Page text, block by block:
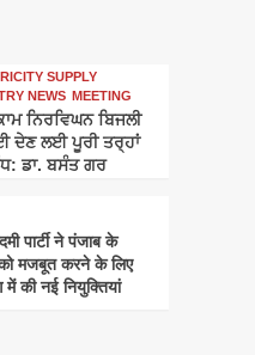
SUPPLY
NEWS
MEETING
ਨਿਰਵਿਘਨ ਬਿਜਲੀ
ਦੇਣ ਲਈ ਪੂਰੀ ਤਰ੍ਹਾਂ
ਡਾ. ਬਸੰਤ ਗਰ
पार्टी ने पंजाब के
मजबूत करने के लिए
में की नई नियुक्तियां